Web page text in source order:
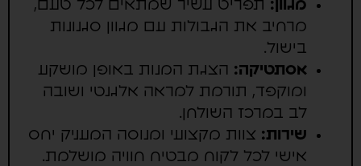
מגוון:תפריט עשיר שמתאים לכל טעם,
מרחיב את הגבולות עם מגוון סגנונות
בישול.
אסתטיקה:הצגת המנות באופן מושקע
ומוקפד, תורמת למראה אלגנטי ושובה
לב במרכז השולחן.
שירות:צוות מקצועי ומנוסה המעניק יחס
אישי לכל לקוח מבטיח חוויה מושלמת.